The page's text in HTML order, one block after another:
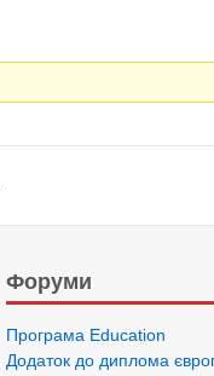
Форуми
Програма Eduсation
Додаток до диплома